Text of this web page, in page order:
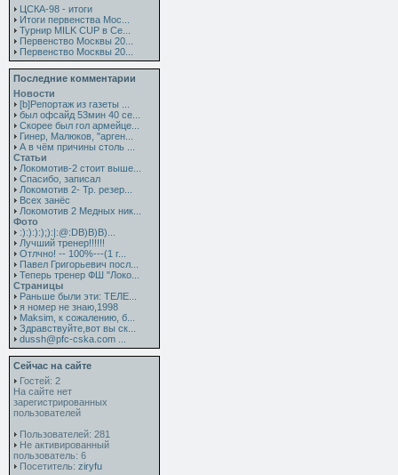
ЦСКА-98 - итоги
Итоги первенства Мос...
Турнир MILK CUP в Се...
Первенство Москвы 20...
Первенство Москвы 20...
Последние комментарии
Новости
[b]Репортаж из газеты ...
был офсайд 53мин 40 се...
Скорее был гол армейце...
Гинер, Малюков, "арген...
А в чём причины столь ...
Статьи
Локомотив-2 стоит выше...
Спасибо, записал
Локомотив 2- Тр. резер...
Всех занёс
Локомотив 2 Медных ник...
Фото
:):):):);):|:@:DB)B)B)...
Лучший тренер!!!!!!
Отлчно! -- 100%---(1 г...
Павел Григорьевич посл...
Теперь тренер ФШ "Локо...
Страницы
Раньше были эти: ТЕЛЕ...
я номер не знаю,1998
Maksim, к сожалению, б...
Здравствуйте,вот вы ск...
dussh@pfc-cska.com ...
Сейчас на сайте
Гостей: 2
На сайте нет
зарегистрированных
пользователей
Пользователей: 281
Не активированный
пользователь: 6
Посетитель: ziryfu